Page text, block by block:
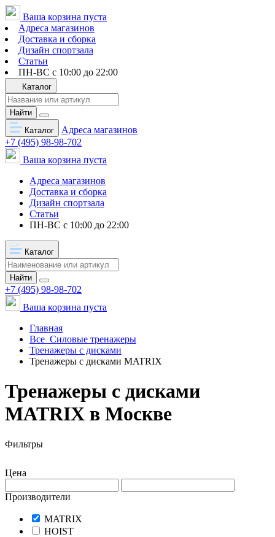
Ваша корзина пуста
Адреса магазинов
Доставка и сборка
Дизайн спортзала
Статьи
ПН-ВС с 10:00 до 22:00
Каталог
Найти
Каталог
Адреса магазинов
+7 (495) 98-98-702
Ваша корзина пуста
Адреса магазинов
Доставка и сборка
Дизайн спортзала
Статьи
ПН-ВС с 10:00 до 22:00
Каталог
Найти
+7 (495) 98-98-702
Ваша корзина пуста
Главная
Все Силовые тренажеры
Тренажеры с дисками
Тренажеры с дисками MATRIX
Тренажеры с дисками
MATRIX в Москве
Фильтры
Цена
Производители
MATRIX
HOIST